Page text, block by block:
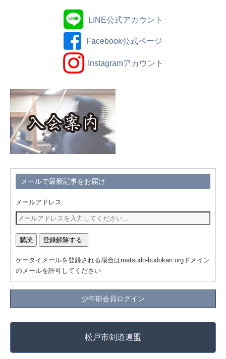
LINE公式アカウント
Facebook公式ページ
Instagramアカウント
メールで最新記事をお届け
メールアドレス:
ケータイメールを登録される場合はmatsudo-budokan.orgドメイン
のメールを許可してください
少年部会員ログイン
松戸市剣道連盟